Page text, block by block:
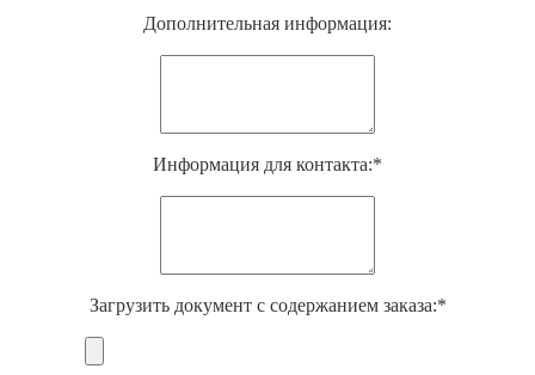
Дополнительная информация:
Информация для контакта:*
Загрузить документ с содержанием заказа:*